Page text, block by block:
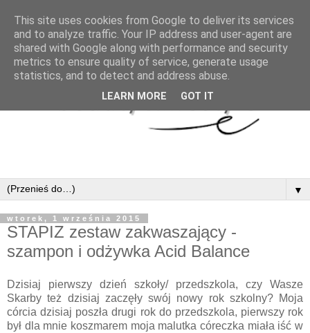
▼
wtorek, 1 września 2015
STAPIZ zestaw zakwaszający -
szampon i odżywka Acid Balance
Dzisiaj pierwszy dzień szkoły/ przedszkola, czy Wasze
Skarby też dzisiaj zaczęły swój nowy rok szkolny? Moja
córcia dzisiaj poszła drugi rok do przedszkola, pierwszy rok
był dla mnie koszmarem moja malutka córeczka miała iść w
This site uses cookies from Google to deliver its services
and to analyze traffic. Your IP address and user-agent are
shared with Google along with performance and security
metrics to ensure quality of service, generate usage
statistics, and to detect and address abuse.
LEARN MORE GOT IT